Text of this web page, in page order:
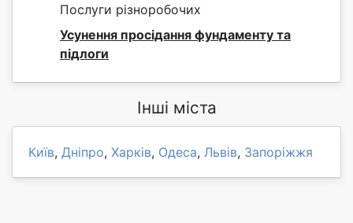
Послуги різноробочих
Усунення просідання фундаменту та
підлоги
Інші міста
Київ, Дніпро, Харків, Одеса, Львів, Запоріжжя